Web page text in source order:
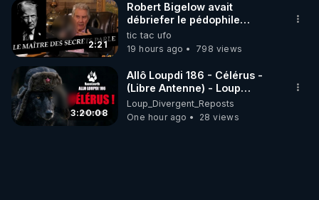
2:21
Robert Bigelow avait
débriefer le pédophile
génocidaire de donald j
trump
tic tac ufo
19 hours ago
798 views
3:20:08
Allô Loupdi 186 - Célérus -
(Libre Antenne) - Loup
Divergent 2026.08.06
Loup_Divergent_Reposts
One hour ago
28 views